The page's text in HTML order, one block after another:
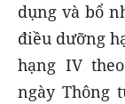
dụng và bổ
điều dưỡng
hạng IV
ngày Thông